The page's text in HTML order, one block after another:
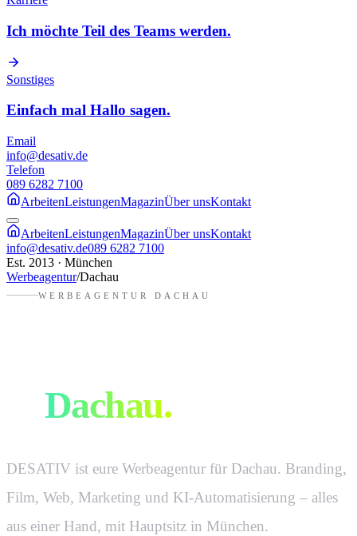
Ich möchte Teil des Teams werden.
Sonstiges
Einfach mal Hallo sagen.
Email
info@desativ.de
Telefon
089 6282 7100
ArbeitenLeistungenMagazinÜber unsKontakt
ArbeitenLeistungenMagazinÜber unsKontakt
info@desativ.de089 6282 7100
Est. 2013 · München
Werbeagentur/Dachau
WERBEAGENTUR DACHAU
Dachau.
DESATIV ist eure Werbeagentur für Dachau. Branding,
Film, Web, Marketing und KI-Automatisierung – alles
aus einer Hand, mit Hauptsitz in München.